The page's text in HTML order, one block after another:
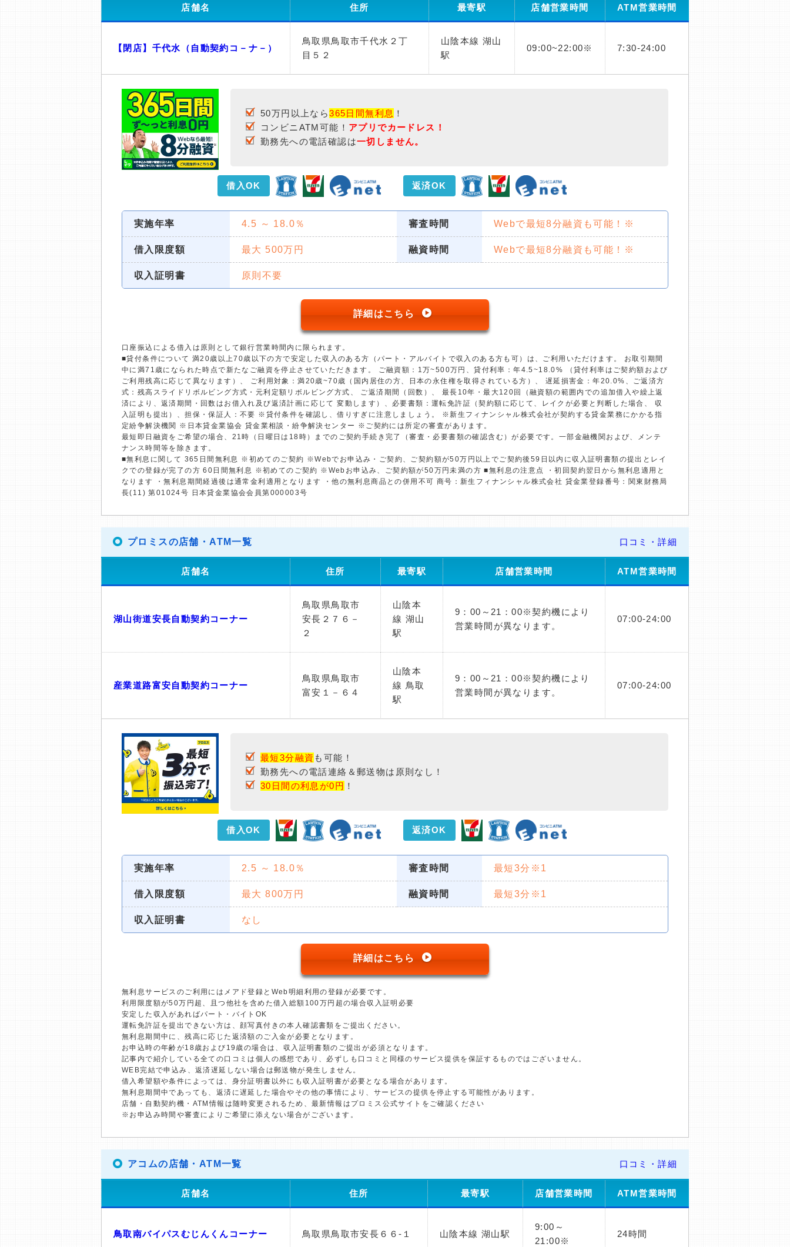
店舗名 住所 最寄駅 店舗営業時間 ATM営業時間
【閉店】千代水（自動契約コ－ナ－）
鳥取県鳥取市千代水２丁
目５２
山陰本線 湖山
駅
09:00~22:00※ 7:30-24:00
50万円以上なら365日間無利息 ！
コンビニATM可能！ アプリでカードレス！
勤務先への電話確認は一切しません。
借入OK 返済OK
実施年率 4.5 ～ 18.0％ 審査時間 Webで最短8分融資も可能！※
借入限度額 最大 500万円 融資時間 Webで最短8分融資も可能！※
収入証明書 原則不要
詳細はこちら
口座振込による借入は原則として銀行営業時間内に限られます。
■貸付条件について 満20歳以上70歳以下の方で安定した収入のある方（パート・アルバイトで収入のある方も可）は、ご利用いただけます。 お取引期間
中に満71歳になられた時点で新たなご融資を停止させていただきます。 ご融資額：1万~500万円、貸付利率：年4.5~18.0% （貸付利率はご契約額および
ご利用残高に応じて異なります）、 ご利用対象：満20歳~70歳（国内居住の方、日本の永住権を取得されている方）、 遅延損害金：年20.0%、ご返済方
式：残高スライドリボルビング方式・元利定額リボルビング方式、 ご返済期間（回数）、 最長10年・最大120回（融資額の範囲内での追加借入や繰上返
済により、返済期間・回数はお借入れ及び返済計画に応じて 変動します）、必要書類：運転免許証（契約額に応じて、レイクが必要と判断した場合、 収
入証明も提出）、担保・保証人：不要 ※貸付条件を確認し、借りすぎに注意しましょう。 ※新生フィナンシャル株式会社が契約する貸金業務にかかる指
定紛争解決機関 ※日本貸金業協会 貸金業相談・紛争解決センター ※ご契約には所定の審査があります。
最短即日融資をご希望の場合、21時（日曜日は18時）までのご契約手続き完了（審査・必要書類の確認含む）が必要です。一部金融機関および、メンテ
ナンス時間等を除きます。
■無利息に関して 365日間無利息 ※初めてのご契約 ※Webでお申込み・ご契約、ご契約額が50万円以上でご契約後59日以内に収入証明書類の提出とレイ
クでの登録が完了の方 60日間無利息 ※初めてのご契約 ※Webお申込み、ご契約額が50万円未満の方 ■無利息の注意点 ・初回契約翌日から無利息適用と
なります ・無利息期間経過後は通常金利適用となります ・他の無利息商品との併用不可 商号：新生フィナンシャル株式会社 貸金業登録番号：関東財務局
長(11) 第01024号 日本貸金業協会会員第000003号
プロミスの店舗・ATM一覧 口コミ・詳細
店舗名 住所 最寄駅 店舗営業時間 ATM営業時間
湖山街道安長自動契約コーナー
鳥取県鳥取市
安長２７６－
２
山陰本
線 湖山
駅
9：00～21：00※契約機により
営業時間が異なります。
07:00-24:00
産業道路富安自動契約コーナー
鳥取県鳥取市
富安１－６４
山陰本
線 鳥取
駅
9：00～21：00※契約機により
営業時間が異なります。
07:00-24:00
最短3分融資 も可能！
勤務先への電話連絡＆郵送物は原則なし！
30日間の利息が0円 ！
借入OK 返済OK
実施年率 2.5 ～ 18.0％ 審査時間 最短3分※1
借入限度額 最大 800万円 融資時間 最短3分※1
収入証明書 なし
詳細はこちら
無利息サービスのご利用にはメアド登録とWeb明細利用の登録が必要です。
利用限度額が50万円超、且つ他社を含めた借入総額100万円超の場合収入証明必要
安定した収入があればパート・バイトOK
運転免許証を提出できない方は、顔写真付きの本人確認書類をご提出ください。
無利息期間中に、残高に応じた返済額のご入金が必要となります。
お申込時の年齢が18歳および19歳の場合は、収入証明書類のご提出が必須となります。
記事内で紹介している全ての口コミは個人の感想であり、必ずしも口コミと同様のサービス提供を保証するものではございません。
WEB完結で申込み、返済遅延しない場合は郵送物が発生しません。
借入希望額や条件によっては、身分証明書以外にも収入証明書が必要となる場合があります。
無利息期間中であっても、返済に遅延した場合やその他の事情により、サービスの提供を停止する可能性があります。
店舗・自動契約機・ATM情報は随時変更されるため、最新情報はプロミス公式サイトをご確認ください
※お申込み時間や審査によりご希望に添えない場合がございます。
アコムの店舗・ATM一覧 口コミ・詳細
店舗名 住所 最寄駅 店舗営業時間 ATM営業時間
鳥取南バイパスむじんくんコーナー 鳥取県鳥取市安長６６-１ 山陰本線 湖山駅
9:00～
21:00※
24時間